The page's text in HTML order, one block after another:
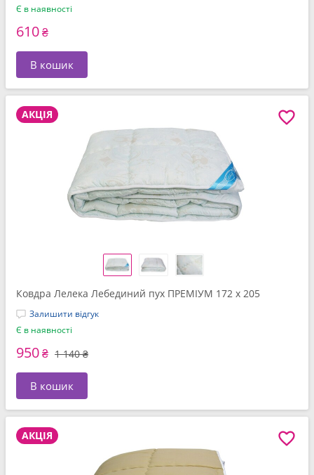
Є в наявності
610₴
В кошик
АКЦІЯ
Ковдра Лелека Лебединий пух ПРЕМІУМ 172 x 205
Залишити відгук
Є в наявності
950₴ 1 140 ₴
В кошик
АКЦІЯ